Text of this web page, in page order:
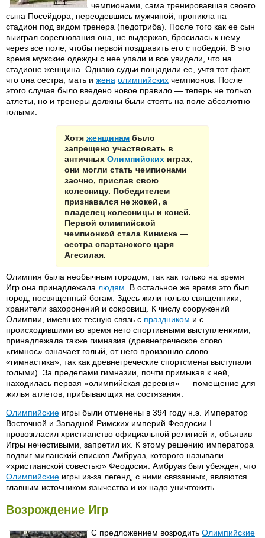
чемпионами, сама тренировавшая своего
сына Посейдора, переодевшись мужчиной, проникла на
стадион под видом тренера (педотриба). После того как ее сын
выиграл соревнования она, не выдержав, бросилась к нему
через все поле, чтобы первой поздравить его с победой. В это
время мужские одежды с нее упали и все увидели, что на
стадионе женщина. Однако судьи пощадили ее, учтя тот факт,
что она сестра, мать и жена олимпийских чемпионов. После
этого случая было введено новое правило — теперь не только
атлеты, но и тренеры должны были стоять на поле абсолютно
голыми.
Хотя женщинам было
запрещено участвовать в
античных Олимпийских играх,
они могли стать чемпионами
заочно, прислав свою
колесницу. Победителем
признавался не жокей, а
владелец колесницы и коней.
Первой олимпийской
чемпионкой стала Киниска —
сестра спартанского царя
Агесилая.
Олимпия была необычным городом, так как только на время
Игр она принадлежала людям . В остальное же время это был
город, посвященный богам. Здесь жили только священники,
хранители захоронений и сокровищ. К числу сооружений
Олимпии, имевших тесную связь с праздником и с
происходившими во время него спортивными выступлениями,
принадлежала также гимназия (древнегреческое слово
«гимнос» означает голый, от него произошло слово
«гимнастика», так как древнегреческие спортсмены выступали
голыми). За пределами гимназии, почти примыкая к ней,
находилась первая «олимпийская деревня» — помещение для
жилья атлетов, прибывающих на состязания.
Олимпийские игры были отменены в 394 году н.э. Император
Восточной и Западной Римских империй Феодосии I
провозгласил христианство официальной религией и, объявив
Игры нечестивыми, запретил их. К этому решению императора
подвиг миланский епископ Амбруаз, которого называли
«христианской совестью» Феодосия. Амбруаз был убежден, что
Олимпийские игры из-за легенд, с ними связанных, являются
главным источником язычества и их надо уничтожить.
Возрождение Игр
С предложением возродить Олимпийские